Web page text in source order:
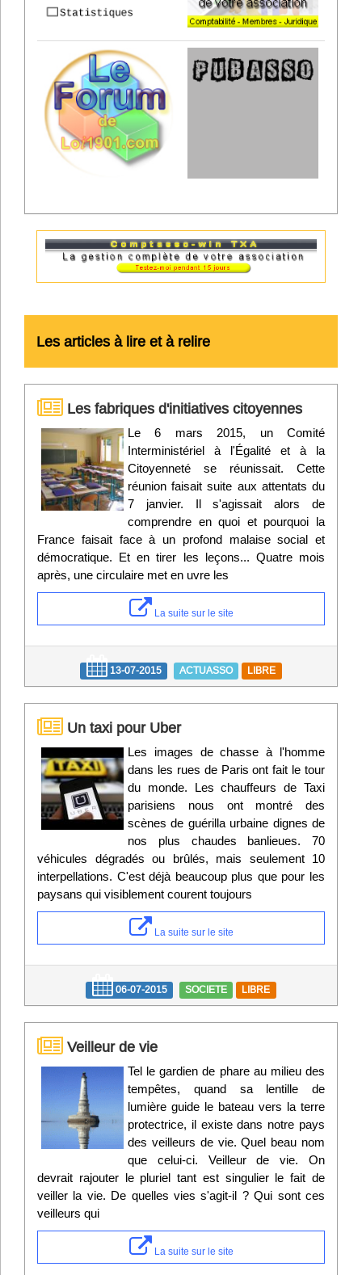
Les articles à lire et à relire
Les fabriques d'initiatives citoyennes
Le 6 mars 2015, un Comité
Interministériel à l'Égalité et à la
Citoyenneté se réunissait. Cette
réunion faisait suite aux attentats du
7 janvier. Il s'agissait alors de
comprendre en quoi et pourquoi la
France faisait face à un profond malaise social et
démocratique. Et en tirer les leçons... Quatre mois
après, une circulaire met en uvre les
La suite sur le site
13-07-2015 ACTUASSO LIBRE
Un taxi pour Uber
Les images de chasse à l'homme
dans les rues de Paris ont fait le tour
du monde. Les chauffeurs de Taxi
parisiens nous ont montré des
scènes de guérilla urbaine dignes de
nos plus chaudes banlieues. 70
véhicules dégradés ou brûlés, mais seulement 10
interpellations. C'est déjà beaucoup plus que pour les
paysans qui visiblement courent toujours
La suite sur le site
06-07-2015 SOCIETE LIBRE
Veilleur de vie
Tel le gardien de phare au milieu des
tempêtes, quand sa lentille de
lumière guide le bateau vers la terre
protectrice, il existe dans notre pays
des veilleurs de vie. Quel beau nom
que celui-ci. Veilleur de vie. On
devrait rajouter le pluriel tant est singulier le fait de
veiller la vie. De quelles vies s'agit-il ? Qui sont ces
veilleurs qui
La suite sur le site